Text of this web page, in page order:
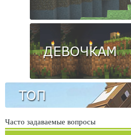
ДЕВОЧКАМ
ТОП
Часто задаваемые вопросы